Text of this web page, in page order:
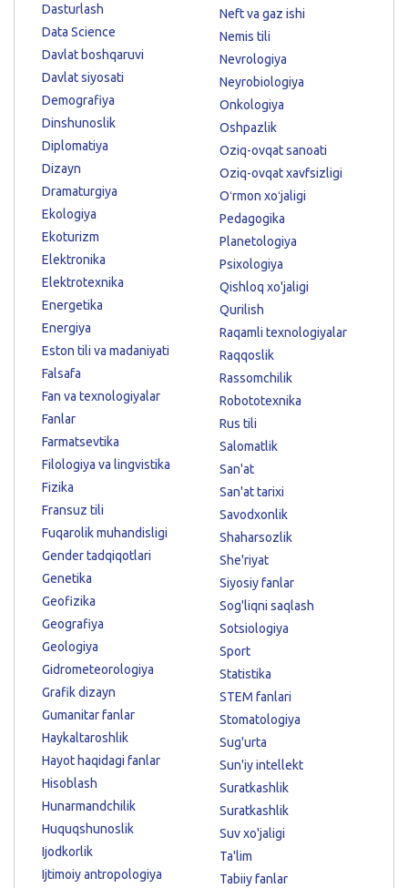
Dasturlash
Data Science
Davlat boshqaruvi
Davlat siyosati
Demografiya
Dinshunoslik
Diplomatiya
Dizayn
Dramaturgiya
Ekologiya
Ekoturizm
Elektronika
Elektrotexnika
Energetika
Energiya
Eston tili va madaniyati
Falsafa
Fan va texnologiyalar
Fanlar
Farmatsevtika
Filologiya va lingvistika
Fizika
Fransuz tili
Fuqarolik muhandisligi
Gender tadqiqotlari
Genetika
Geofizika
Geografiya
Geologiya
Gidrometeorologiya
Grafik dizayn
Gumanitar fanlar
Haykaltaroshlik
Hayot haqidagi fanlar
Hisoblash
Hunarmandchilik
Huquqshunoslik
Ijodkorlik
Ijtimoiy antropologiya
Neft va gaz ishi
Nemis tili
Nevrologiya
Neyrobiologiya
Onkologiya
Oshpazlik
Oziq-ovqat sanoati
Oziq-ovqat xavfsizligi
Oʻrmon xoʻjaligi
Pedagogika
Planetologiya
Psixologiya
Qishloq xo'jaligi
Qurilish
Raqamli texnologiyalar
Raqqoslik
Rassomchilik
Robototexnika
Rus tili
Salomatlik
San'at
San'at tarixi
Savodxonlik
Shaharsozlik
She'riyat
Siyosiy fanlar
Sog'liqni saqlash
Sotsiologiya
Sport
Statistika
STEM fanlari
Stomatologiya
Sug'urta
Sun'iy intellekt
Suratkashlik
Suratkashlik
Suv xo'jaligi
Ta'lim
Tabiiy fanlar